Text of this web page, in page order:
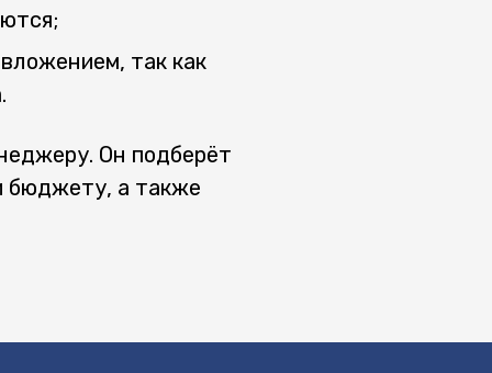
так как
Он подберёт
бюджету, а также